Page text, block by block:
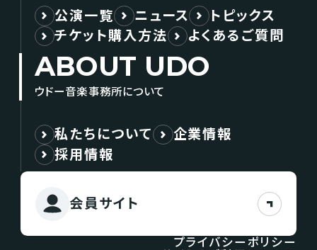
公演一覧 ニュース
トピックス
チケット購入方法
よくあるご質問
ABOUT UDO
ウドー音楽事務所について
私たちについて
企業情報
採用情報
会員サイト
プライバシーポリシー